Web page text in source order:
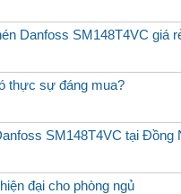
Danfoss SM148T4VC giá
thực sự đáng mua?
SM148T4VC tại Đồng
đại cho phòng ngủ